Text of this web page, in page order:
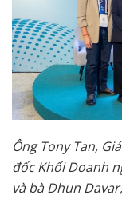
Ông Tony Tan,
đốc Khối Doanh
và bà Dhun